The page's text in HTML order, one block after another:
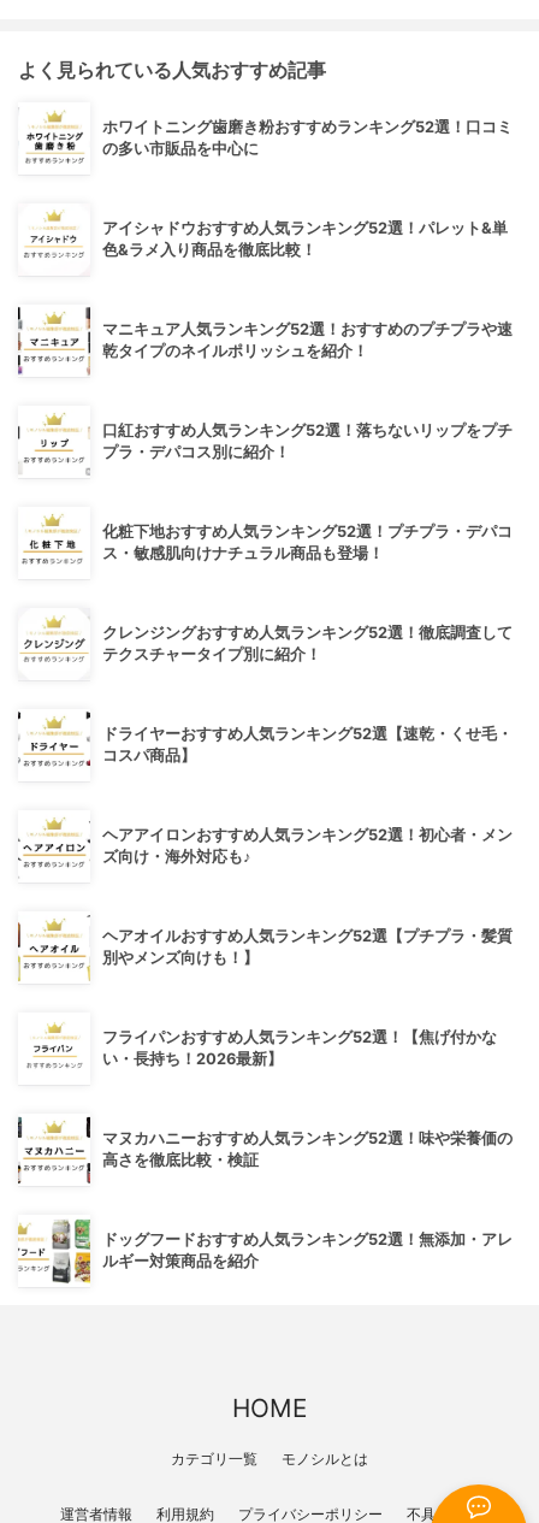
よく見られている人気おすすめ記事
ホワイトニング歯磨き粉おすすめランキング52選！口コミ
の多い市販品を中心に
アイシャドウおすすめ人気ランキング52選！パレット&単
色&ラメ入り商品を徹底比較！
マニキュア人気ランキング52選！おすすめのプチプラや速
乾タイプのネイルポリッシュを紹介！
口紅おすすめ人気ランキング52選！落ちないリップをプチ
プラ・デパコス別に紹介！
化粧下地おすすめ人気ランキング52選！プチプラ・デパコ
ス・敏感肌向けナチュラル商品も登場！
クレンジングおすすめ人気ランキング52選！徹底調査して
テクスチャータイプ別に紹介！
ドライヤーおすすめ人気ランキング52選【速乾・くせ毛・
コスパ商品】
ヘアアイロンおすすめ人気ランキング52選！初心者・メン
ズ向け・海外対応も♪
ヘアオイルおすすめ人気ランキング52選【プチプラ・髪質
別やメンズ向けも！】
フライパンおすすめ人気ランキング52選！【焦げ付かな
い・長持ち！2026最新】
マヌカハニーおすすめ人気ランキング52選！味や栄養価の
高さを徹底比較・検証
ドッグフードおすすめ人気ランキング52選！無添加・アレ
ルギー対策商品を紹介
HOME
カテゴリ一覧 モノシルとは
運営者情報 利用規約 プライバシーポリシー 不具合報告